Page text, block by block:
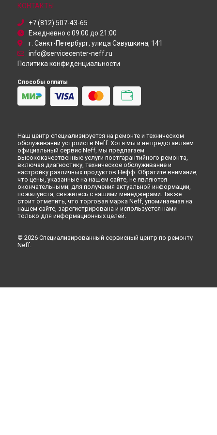
Ремонт холодильника Neff в
Ремонт холодильника Neff в
КОНТАКТЫ
+7 (812) 507-43-65
Ежедневно с 09:00 до 21:00
г. Санкт-Петербург, улица Савушкина, 141
info@servicecenter-neff.ru
Политика конфиденциальности
Способы оплаты
Наш центр специализируется на ремонте и техническом
обслуживании устройств Neff. Хотя мы и не представляем
официальный сервис Neff, мы предлагаем
высококачественные услуги постгарантийного ремонта,
включая диагностику, техническое обслуживание и
настройку различных продуктов Нефф. Обратите внимание,
что цены, указанные на нашем сайте, не являются
окончательными; для получения актуальной информации,
пожалуйста, свяжитесь с нашими менеджерами. Также
стоит отметить, что торговая марка Neff, упоминаемая на
нашем сайте, зарегистрирована и используется нами
только для информационных целей.
© 2026 Специализированный сервисный центр по ремонту
Neff.